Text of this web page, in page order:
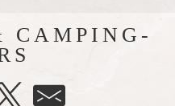
CAMPING-